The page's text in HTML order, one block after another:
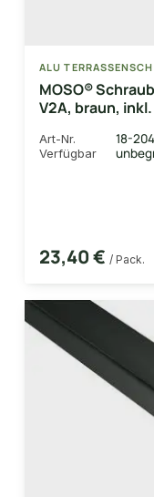
ALU
MOSO®
V2A, braun,
Art-Nr. 18-
Verfügbar
23,40 € / Pack.